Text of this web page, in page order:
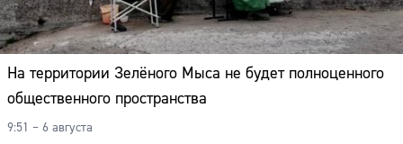
На территории Зелёного Мыса не будет полноценного
общественного пространства
9:51 – 6 августа